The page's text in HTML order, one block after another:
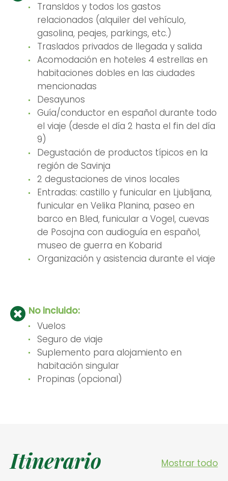
Transldos y todos los gastos
relacionados (alquiler del vehículo,
gasolina, peajes, parkings, etc.)
Traslados privados de llegada y salida
Acomodación en hoteles 4 estrellas en
habitaciones dobles en las ciudades
mencionadas
Desayunos
Guía/conductor en español durante todo
el viaje (desde el día 2 hasta el fin del día
9)
Degustación de productos típicos en la
región de Savinja
2 degustaciones de vinos locales
Entradas: castillo y funicular en Ljubljana,
funicular en Velika Planina, paseo en
barco en Bled, funicular a Vogel, cuevas
de Posojna con audioguía en español,
museo de guerra en Kobarid
Organización y asistencia durante el viaje
No incluido:
Vuelos
Seguro de viaje
Suplemento para alojamiento en
habitación singular
Propinas (opcional)
Itinerario Mostrar todo